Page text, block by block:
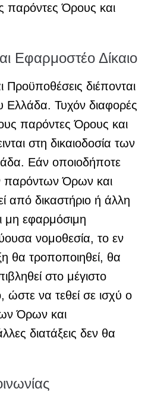
παρόντες Όρους και
Εφαρμοστέο Δίκαιο
Προϋποθέσεις διέπονται
Ελλάδα. Τυχόν διαφορές
παρόντες Όρους και
στη δικαιοδοσία των
Εάν οποιοδήποτε
παρόντων Όρων και
από δικαστήριο ή άλλη
μη εφαρμόσιμη
νομοθεσία, το εν
θα τροποποιηθεί, θα
στο μέγιστο
ώστε να τεθεί σε ισχύ ο
Όρων και
διατάξεις δεν θα